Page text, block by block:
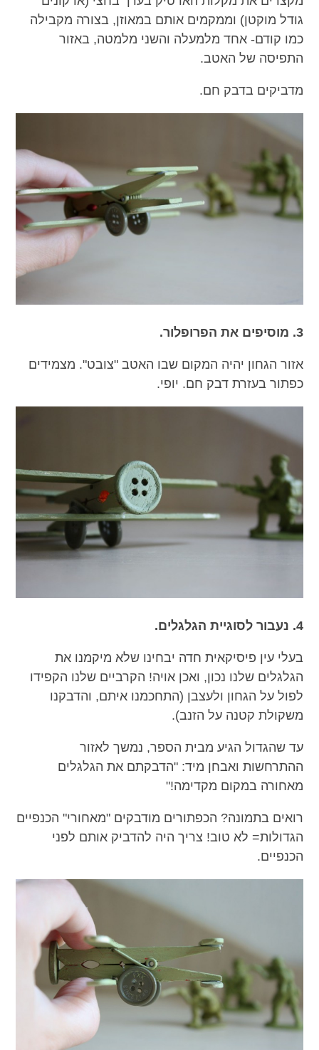
גודל מוקטן) וממקמים אותם במאוזן, בצורה מקבילה
כמו קודם- אחד מלמעלה והשני מלמטה, באזור
התפיסה של האטב.
מדביקים בדבק חם.
3. מוסיפים את הפרופלור.
אזור הגחון יהיה המקום שבו האטב "צובט". מצמידים
כפתור בעזרת דבק חם. יופי.
4. נעבור לסוגיית הגלגלים.
בעלי עין פיסיקאית חדה יבחינו שלא מיקמנו את
הגלגלים שלנו נכון, ואכן אויה! הקרביים שלנו הקפידו
לפול על הגחון ולעצבן (התחכמנו איתם, והדבקנו
משקולת קטנה על הזנב).
עד שהגדול הגיע מבית הספר, נמשך לאזור
ההתרחשות ואבחן מיד: "הדבקתם את הגלגלים
מאחורה במקום מקדימה!"
רואים בתמונה? הכפתורים מודבקים "מאחורי" הכנפיים
הגדולות= לא טוב! צריך היה להדביק אותם לפני
הכנפיים.